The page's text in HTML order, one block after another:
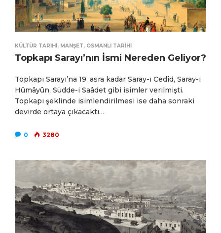
KÜLTÜR TARIHI, MANŞET, OSMANLI TARIHI
Topkapı Sarayı’nın İsmi Nereden Geliyor?
Topkapı Sarayı’na 19. asra kadar Saray-ı Cedîd, Saray-ı
Hümâyûn, Südde-i Saâdet gibi isimler verilmişti.
Topkapı şeklinde isimlendirilmesi ise daha sonraki
devirde ortaya çıkacaktı…
0 3280